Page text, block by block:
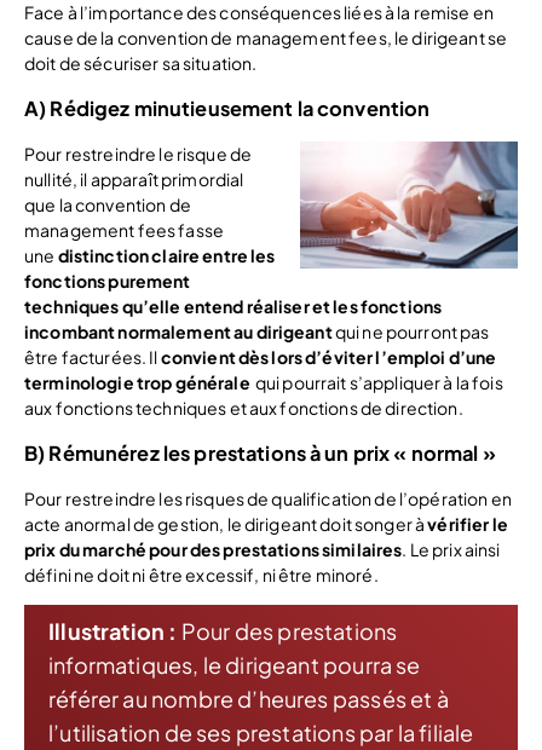
Face à l’importance des conséquences liées à la remise en
cause de la convention de management fees, le dirigeant se
doit de sécuriser sa situation.
A) Rédigez minutieusement la convention
Pour restreindre le risque de
nullité, il apparaît primordial
que la convention de
management fees fasse
une distinction claire entre les
fonctions purement
techniques qu’elle entend réaliser et les fonctions
incombant normalement au dirigeantqui ne pourront pas
être facturées. Ilconvient dès lors d’éviter l’emploi d’une
terminologie trop générale qui pourrait s’appliquer à la fois
aux fonctions techniques et aux fonctions de direction.
B) Rémunérez les prestations à un prix « normal »
Pour restreindre les risques de qualification de l’opération en
acte anormal de gestion, le dirigeant doit songer àvérifier le
prix du marché pour des prestations similaires . Le prix ainsi
défini ne doit ni être excessif, ni être minoré.
Illustration : Pour des prestations
informatiques, le dirigeant pourra se
référer au nombre d’heures passés et à
l’utilisation de ses prestations par la filiale